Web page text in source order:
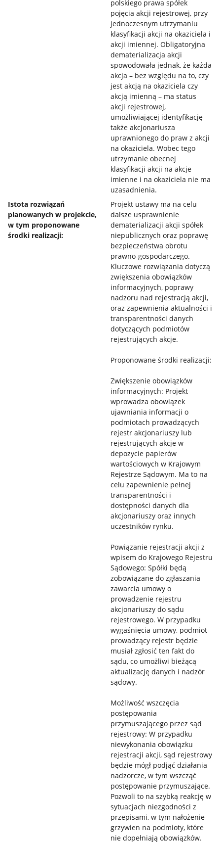
polskiego prawa spółek
pojęcia akcji rejestrowej, przy
jednoczesnym utrzymaniu
klasyfikacji akcji na okaziciela i
akcji imiennej. Obligatoryjna
dematerializacja akcji
spowodowała jednak, że każda
akcja – bez względu na to, czy
jest akcją na okaziciela czy
akcją imienną – ma status
akcji rejestrowej,
umożliwiającej identyfikację
także akcjonariusza
uprawnionego do praw z akcji
na okaziciela. Wobec tego
utrzymanie obecnej
klasyfikacji akcji na akcje
imienne i na okaziciela nie ma
uzasadnienia.
Istota rozwiązań
planowanych w projekcie,
w tym proponowane
środki realizacji:
Projekt ustawy ma na celu
dalsze usprawnienie
dematerializacji akcji spółek
niepublicznych oraz poprawę
bezpieczeństwa obrotu
prawno-gospodarczego.
Kluczowe rozwiązania dotyczą
zwiększenia obowiązków
informacyjnych, poprawy
nadzoru nad rejestracją akcji,
oraz zapewnienia aktualności i
transparentności danych
dotyczących podmiotów
rejestrujących akcje.
Proponowane środki realizacji:
Zwiększenie obowiązków
informacyjnych: Projekt
wprowadza obowiązek
ujawniania informacji o
podmiotach prowadzących
rejestr akcjonariuszy lub
rejestrujących akcje w
depozycie papierów
wartościowych w Krajowym
Rejestrze Sądowym. Ma to na
celu zapewnienie pełnej
transparentności i
dostępności danych dla
akcjonariuszy oraz innych
uczestników rynku.
Powiązanie rejestracji akcji z
wpisem do Krajowego Rejestru
Sądowego: Spółki będą
zobowiązane do zgłaszania
zawarcia umowy o
prowadzenie rejestru
akcjonariuszy do sądu
rejestrowego. W przypadku
wygaśnięcia umowy, podmiot
prowadzący rejestr będzie
musiał zgłosić ten fakt do
sądu, co umożliwi bieżącą
aktualizację danych i nadzór
sądowy.
Możliwość wszczęcia
postępowania
przymuszającego przez sąd
rejestrowy: W przypadku
niewykonania obowiązku
rejestracji akcji, sąd rejestrowy
będzie mógł podjąć działania
nadzorcze, w tym wszcząć
postępowanie przymuszające.
Pozwoli to na szybką reakcję w
sytuacjach niezgodności z
przepisami, w tym nałożenie
grzywien na podmioty, które
nie dopełniają obowiązków.